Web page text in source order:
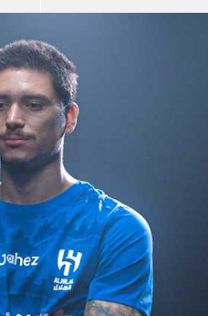
دوري أبطال أوروبا
دوري أبطال إفريقيا